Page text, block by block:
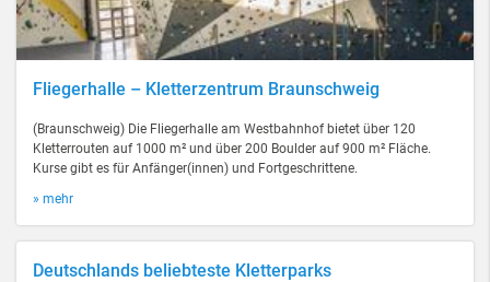
Fliegerhalle – Kletterzentrum Braunschweig
(Braunschweig) Die Fliegerhalle am Westbahnhof bietet über 120
Kletterrouten auf 1000 m² und über 200 Boulder auf 900 m² Fläche.
Kurse gibt es für Anfänger(innen) und Fortgeschrittene.
» mehr
Deutschlands beliebteste Kletterparks